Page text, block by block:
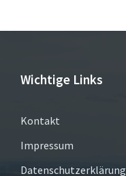
Wichtige Links
Kontakt
Impressum
Datenschutzerklärung